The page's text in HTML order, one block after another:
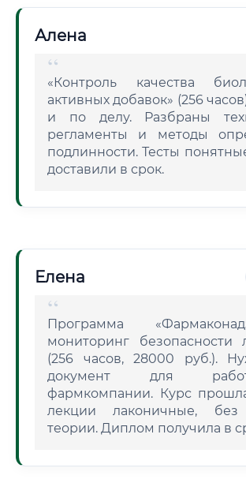
Алена
«Контроль качества
активных добавок» (256
и по делу. Разбраны
регламенты и методы
подлинности. Тесты
доставили в срок.
Елена
Программа
мониторинг безопасности
(256 часов, 28000 руб.).
документ для
фармкомпании. Курс
лекции лаконичные,
теории. Диплом получила в